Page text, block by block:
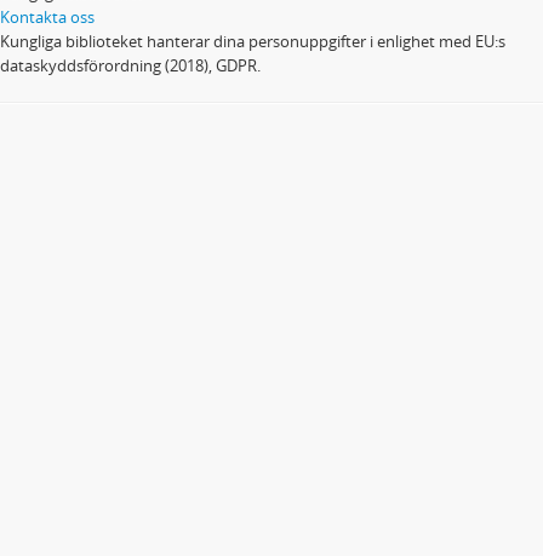
Kontakta oss
Kungliga biblioteket hanterar dina personuppgifter i enlighet med EU:s
dataskyddsförordning (2018), GDPR.